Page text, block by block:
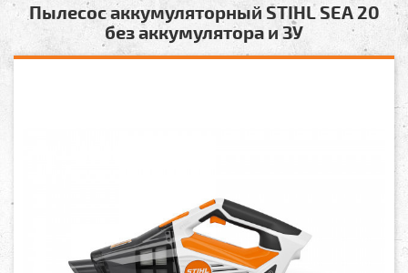
Пылесос аккумуляторный STIHL SEA 20
без аккумулятора и ЗУ